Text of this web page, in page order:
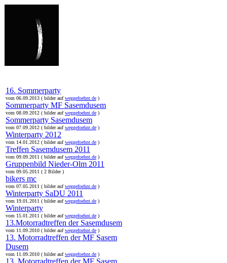
16. Sommerparty
vom 06.09.2013 ( bilder aufweggefoehnt.de )
Sommerparty MF Sasemdusem
vom 08.09.2012 ( bilder aufweggefoehnt.de )
Sommerparty Sasemdusem
vom 07.09.2012 ( bilder aufweggefoehnt.de )
Winterparty 2012
vom 14.01.2012 ( bilder aufweggefoehnt.de )
Treffen Sasemdusem 2011
vom 09.09.2011 ( bilder aufweggefoehnt.de )
Gruppenbild Nieder-Olm 2011
vom 09.05.2011 ( 2 Bilder )
bikers mc
vom 07.05.2011 ( bilder aufweggefoehnt.de )
Winterparty SaDU 2011
vom 19.01.2011 ( bilder aufweggefoehnt.de )
Winterparty
vom 15.01.2011 ( bilder aufweggefoehnt.de )
13.Motorradtreffen der Sasemdusem
vom 11.09.2010 ( bilder aufweggefoehnt.de )
13. Motorradtreffen der MF Sasem
Dusem
vom 11.09.2010 ( bilder aufweggefoehnt.de )
13. Motorradtreffen der MF Sasem